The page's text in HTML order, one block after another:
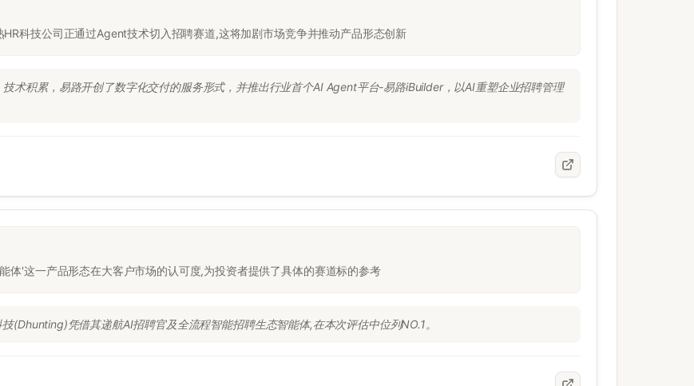
科技公司正通过Agent技术切入招聘赛道,这将加剧市场竞争并推动产品形态创新
术积累，易路开创了数字化交付的服务形式，并推出行业首个AI Agent平台-易路iBuilder，以AI重塑企业招聘管理
体'这一产品形态在大客户市场的认可度,为投资者提供了具体的赛道标的参考
(Dhunting)凭借其递航AI招聘官及全流程智能招聘生态智能体,在本次评估中位列NO.1。